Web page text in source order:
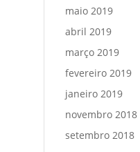
maio 2019
abril 2019
março 2019
fevereiro 2019
janeiro 2019
novembro 2018
setembro 2018